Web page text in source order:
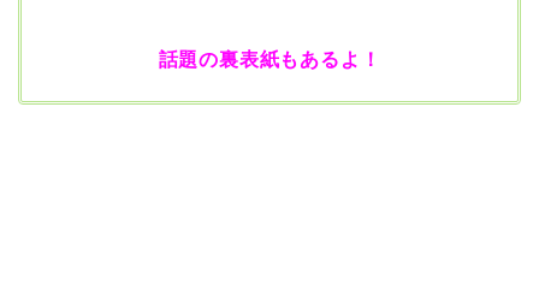
話題の裏表紙もあるよ！